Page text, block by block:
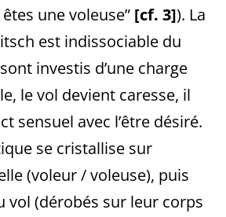
une voleuse” [cf. 3]). La
est indissociable du
investis d’une charge
le vol devient caresse, il
sensuel avec l’être désiré.
se cristallise sur
(voleur / voleuse), puis
vol (dérobés sur leur corps